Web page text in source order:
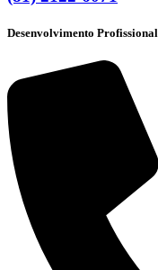
Desenvolvimento Profissional